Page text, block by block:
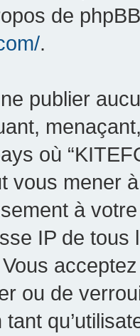
de
.
publier
où
vous mener
à
IP de
ou de